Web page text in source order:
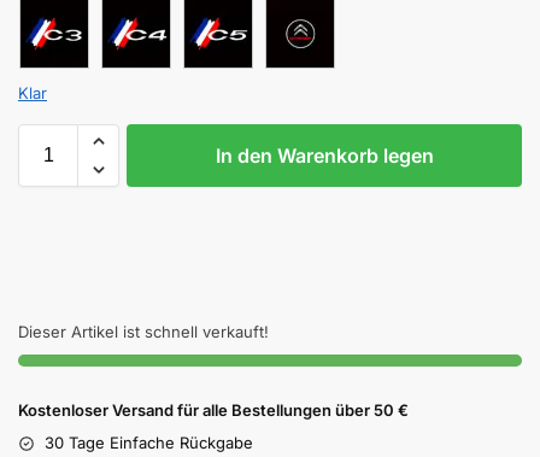
Klar
In den Warenkorb legen
Dieser Artikel ist schnell verkauft!
Kostenloser Versand für alle Bestellungen über 50 €
30 Tage Einfache Rückgabe